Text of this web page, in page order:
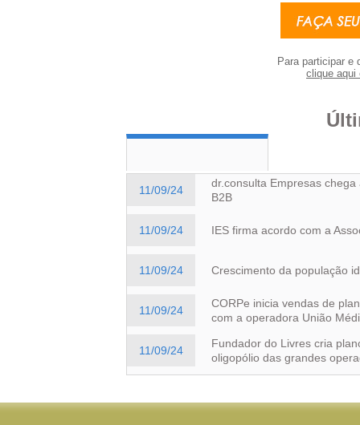
Para participar e
clique aqui
11/09/24
dr.consulta Empresas
B2B
11/09/24 IES firma acordo com a
11/09/24 Crescimento da população
11/09/24
CORPe inicia vendas de
com a operadora União
11/09/24
Fundador do Livres cria
oligopólio das grandes